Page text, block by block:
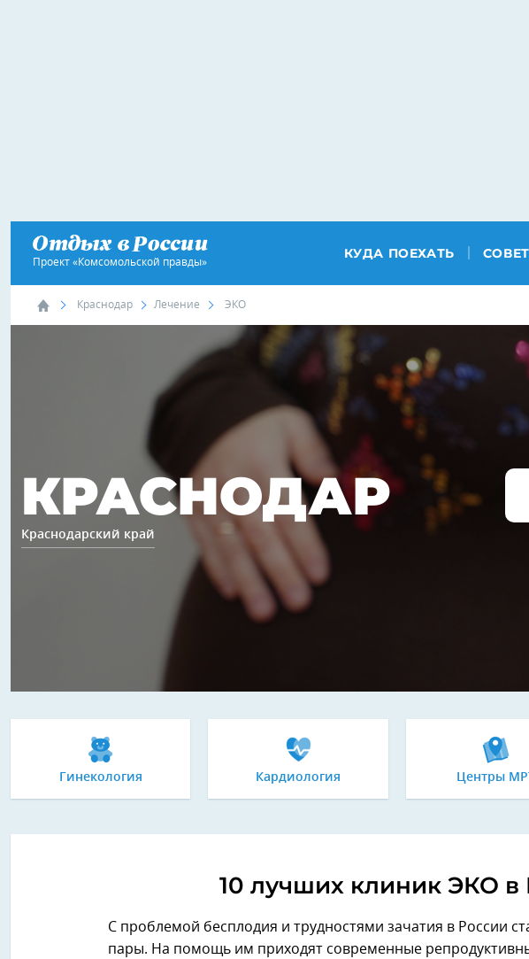
Проект «Комсомольской правды»
КУДА ПОЕХАТЬ
Краснодар Лечение ЭКО
КРАСНОДАР
Краснодарский край
Гинекология Кардиология Центры МРТ
10 лучших клиник ЭКО в
C проблемой бесплодия и трудностями зачатия в России
пары. На помощь им приходят современные